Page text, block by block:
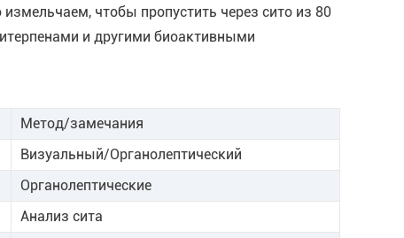
чтобы пропустить через сито из 80
и другими биоактивными
Метод/замечания
Визуальный/Органолептический
Органолептические
Анализ сита